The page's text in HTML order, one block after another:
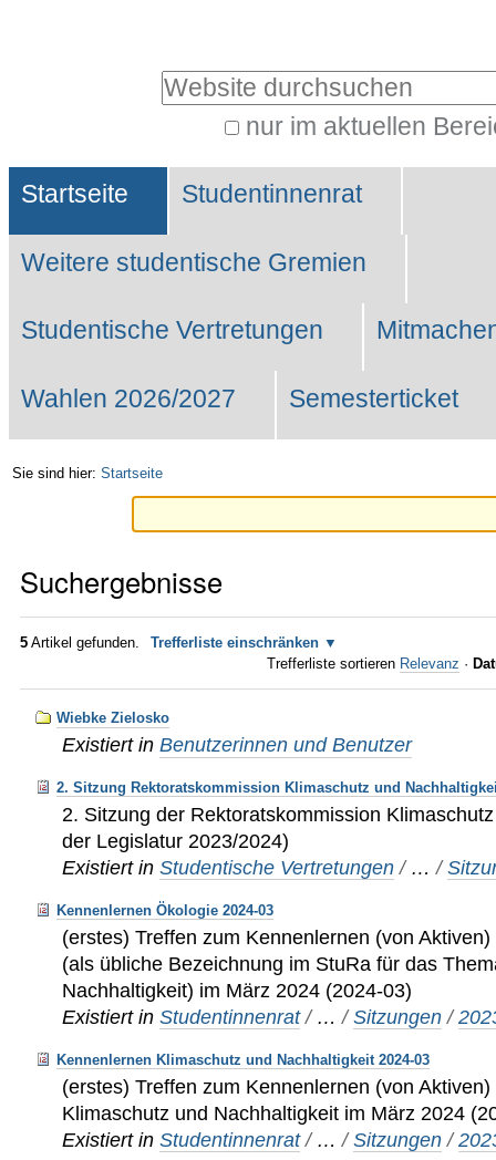
Website durchsuchen
nur im aktuellen
Suche…
Sektionen
Startseite Studentinnenrat
Weitere studentische Gremien
Studentische Vertretungen
Wahlen 2026/2027 Semesterticket
Sie sind hier: Startseite
Suchergebnisse
5 Artikel gefunden.
Trefferliste einschränken
Trefferliste sortieren Relevanz ·
Wiebke Zielosko
Existiert in Benutzerinnen und Benutzer
2. Sitzung Rektoratskommission Klimaschutz und
2. Sitzung der Rektoratskommission
der Legislatur 2023/2024)
Existiert in Studentische Vertretungen / …/
Kennenlernen Ökologie 2024-03
(erstes) Treffen zum Kennenlernen (von
(als übliche Bezeichnung im StuRa für das
Nachhaltigkeit) im März 2024 (2024-03)
Existiert in Studentinnenrat / …/Sitzungen /
Kennenlernen Klimaschutz und Nachhaltigkeit 2024-03
(erstes) Treffen zum Kennenlernen (von
Klimaschutz und Nachhaltigkeit im März 2024
Existiert in Studentinnenrat / …/Sitzungen /